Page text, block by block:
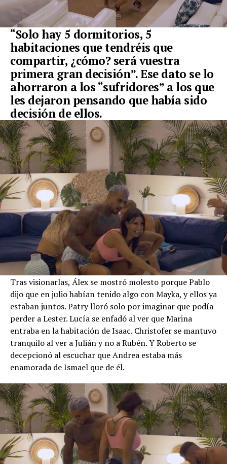
“Solo hay 5 dormitorios, 5
habitaciones que tendréis que
compartir, ¿cómo? será vuestra
primera gran decisión”. Ese dato se lo
ahorraron a los “sufridores” a los que
les dejaron pensando que había sido
decisión de ellos.
Tras visionarlas, Álex se mostró molesto porque Pablo
dijo que en julio habían tenido algo con Mayka, y ellos ya
estaban juntos. Patry lloró solo por imaginar que podía
perder a Lester. Lucía se enfadó al ver que Marina
entraba en la habitación de Isaac. Christofer se mantuvo
tranquilo al ver a Julián y no a Rubén. Y Roberto se
decepcionó al escuchar que Andrea estaba más
enamorada de Ismael que de él.